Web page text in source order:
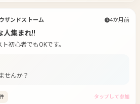
ザンドストーム 4か月前
人集まれ‼︎
ト初心者でもOKです。
せんか？
タップして参加